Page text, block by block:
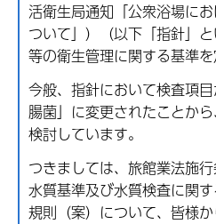
活衛生局通知「公衆浴場に
ついて」）（以下「指針」
等の衛生管理に関する基準を
今般、指針において検査項
腸菌」に変更されたことか
検討しています。
つきましては、旅館業法施
水質基準及び水質検査に関
規則（案）について、皆様か